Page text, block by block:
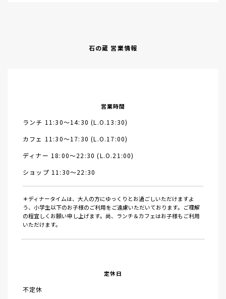
石の蔵 営業情報
営業時間
ランチ 11:30～14:30 (L.O.13:30)
カフェ 11:30～17:30 (L.O.17:00)
ディナー 18:00～22:30 (L.O.21:00)
ショップ 11:30～22:30
＊ディナータイムは、大人の方にゆっくりとお過ごしいただけますよ
う、小学生以下のお子様のご利用をご遠慮いただいております。ご理解
の程宜しくお願い申し上げます。尚、ランチ＆カフェはお子様もご利用
いただけます。
定休日
不定休